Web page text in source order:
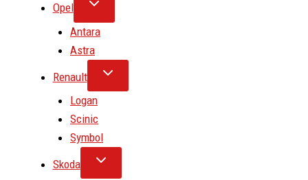
Opel
Antara
Astra
Renault
Logan
Scinic
Symbol
Skoda